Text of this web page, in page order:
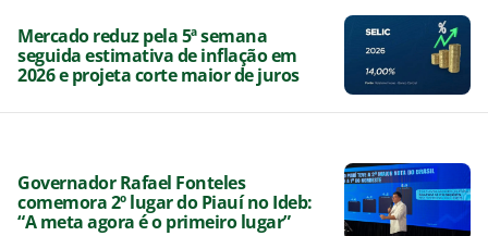
Mercado reduz pela 5ª semana
seguida estimativa de inflação em
2026 e projeta corte maior de juros
Governador Rafael Fonteles
comemora 2º lugar do Piauí no Ideb:
“A meta agora é o primeiro lugar”